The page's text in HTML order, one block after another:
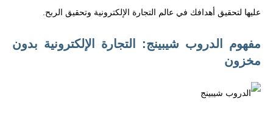
عليها لتحقيق أهدافك في عالم التجارة الإلكترونية وتحقيق الربح.
مفهوم الدروب شيبينج: التجارة الإلكترونية بدون
مخزون